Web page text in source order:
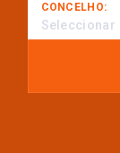
CONCELHO:
Seleccionar